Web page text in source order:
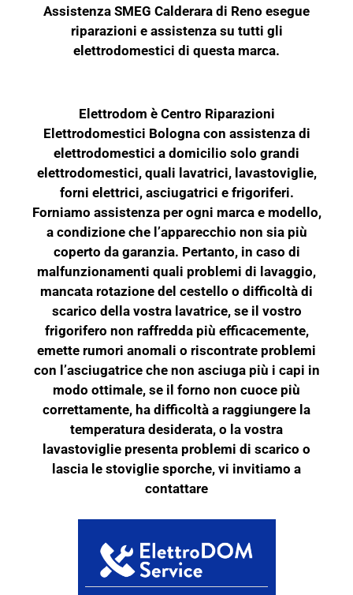
Assistenza SMEG Calderara di Reno esegue
riparazioni e assistenza su tutti gli
elettrodomestici di questa marca.
Elettrodom è Centro Riparazioni
Elettrodomestici Bologna con assistenza di
elettrodomestici a domicilio solo grandi
elettrodomestici, quali lavatrici, lavastoviglie,
forni elettrici, asciugatrici e frigoriferi.
Forniamo assistenza per ogni marca e modello,
a condizione che l’apparecchio non sia più
coperto da garanzia. Pertanto, in caso di
malfunzionamenti quali problemi di lavaggio,
mancata rotazione del cestello o difficoltà di
scarico della vostra lavatrice, se il vostro
frigorifero non raffredda più efficacemente,
emette rumori anomali o riscontrate problemi
con l’asciugatrice che non asciuga più i capi in
modo ottimale, se il forno non cuoce più
correttamente, ha difficoltà a raggiungere la
temperatura desiderata, o la vostra
lavastoviglie presenta problemi di scarico o
lascia le stoviglie sporche, vi invitiamo a
contattare